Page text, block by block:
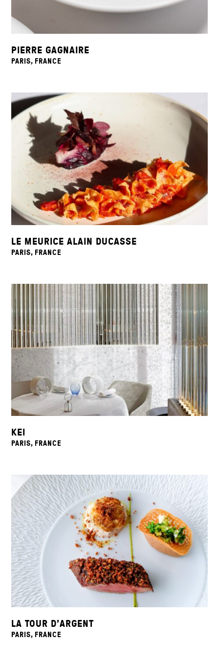
PIERRE GAGNAIRE
PARIS, FRANCE
LE MEURICE ALAIN DUCASSE
PARIS, FRANCE
KEI
PARIS, FRANCE
LA TOUR D’ARGENT
PARIS, FRANCE